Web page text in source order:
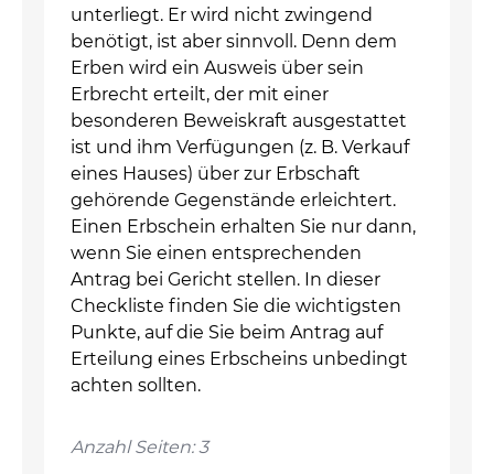
unterliegt. Er wird nicht zwingend
benötigt, ist aber sinnvoll. Denn dem
Erben wird ein Ausweis über sein
Erbrecht erteilt, der mit einer
besonderen Beweiskraft ausgestattet
ist und ihm Verfügungen (z. B. Verkauf
eines Hauses) über zur Erbschaft
gehörende Gegenstände erleichtert.
Einen Erbschein erhalten Sie nur dann,
wenn Sie einen entsprechenden
Antrag bei Gericht stellen. In dieser
Checkliste finden Sie die wichtigsten
Punkte, auf die Sie beim Antrag auf
Erteilung eines Erbscheins unbedingt
achten sollten.
Anzahl Seiten: 3